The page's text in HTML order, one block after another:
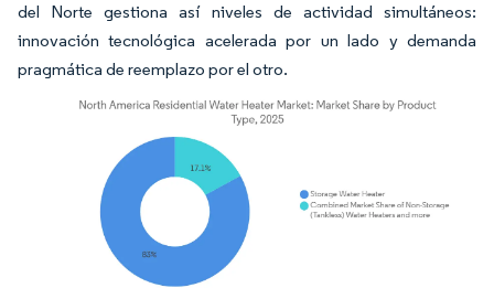
del Norte gestiona así niveles de actividad simultáneos:
innovación tecnológica acelerada por un lado y demanda
pragmática de reemplazo por el otro.